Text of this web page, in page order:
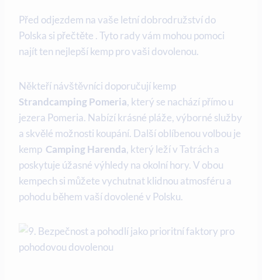
Před ​odjezdem na⁢ vaše‍ letní dobrodružství do
Polska⁣ si přečtěte ⁢. Tyto rady vám mohou pomoci
najít‍ ten nejlepší ⁤kemp pro ‌vaši dovolenou.
Někteří návštěvníci doporučují kemp
Strandcamping Pomeria, který se nachází přímo u
jezera‌ Pomeria. Nabízí krásné ⁢pláže, výborné služby
a skvělé⁤ možnosti koupání. Další‍ oblíbenou volbou ‌je
kemp ‌ Camping ⁣Harenda, ‌který leží v ⁤Tatrách a
poskytuje úžasné ⁤výhledy na okolní hory. V obou‍
kempech si můžete vychutnat klidnou atmosféru a
pohodu během vaší ⁤dovolené v Polsku.